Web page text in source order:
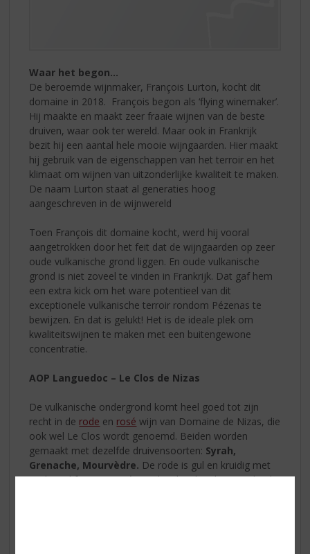
Waar het begon…
De beroemde wijnmaker, François Lurton, kocht dit
domaine in 2018. François begon als ‘flying winemaker’.
Hij maakte en maakt zeer fraaie wijnen van de beste
druiven, waar ook ter wereld. Maar ook in Frankrijk
bezit hij een aantal hele mooie wijngaarden. Hier maakt
hij gebruik van de eigenschappen van het terroir en het
klimaat om wijnen van uitzonderlijke kwaliteit te maken.
De naam Lurton staat al generaties hoog
aangeschreven in de wijnwereld
Toen François dit domaine kocht, werd hij vooral
aangetrokken door het feit dat de wijngaarden op zeer
oude vulkanische grond liggen. En oude vulkanische
grond is niet zoveel te vinden in Frankrijk. Dat gaf hem
een extra kick om het ware potentieel van dit
exceptionele vulkanische terroir rondom Pézenas te
bewijzen. En dat is gelukt! Het is de ideale plek om
kwaliteitswijnen te maken met een buitengewone
concentratie.
AOP Languedoc – Le Clos de Nizas
De vulkanische ondergrond komt heel goed tot zijn
recht in de rode en rosé wijn van Domaine de Nizas, die
ook wel Le Clos wordt genoemd. Beiden worden
gemaakt met dezelfde druivensoorten: Syrah,
Grenache, Mourvèdre. De rode is gul en kruidig met
veel rood fruit. De rosé is ook gul en kruidig maar heel